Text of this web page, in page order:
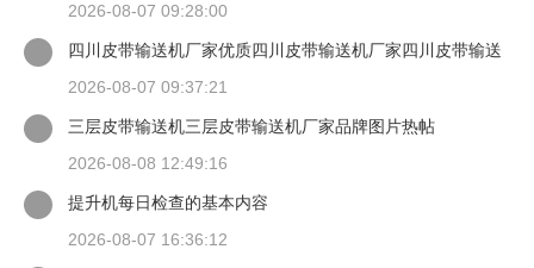
2026-08-07 09:28:00
四川皮带输送机厂家优质四川皮带输送机厂家四川皮带输送
2026-08-07 09:37:21
三层皮带输送机三层皮带输送机厂家品牌图片热帖
2026-08-08 12:49:16
提升机每日检查的基本内容
2026-08-07 16:36:12